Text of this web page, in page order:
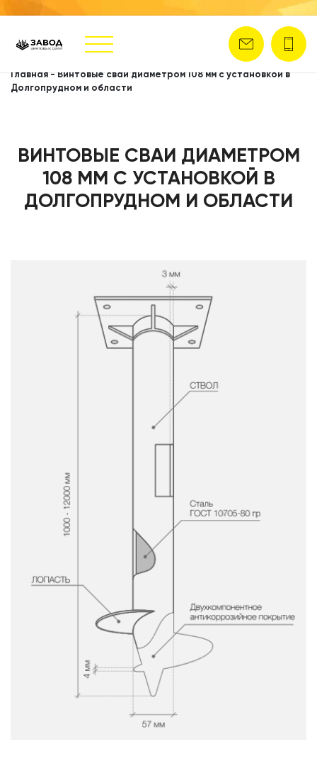
Главная - Винтовые сваи диаметром 108 мм с установкой в
Долгопрудном и области
ВИНТОВЫЕ СВАИ ДИАМЕТРОМ
108 ММ С УСТАНОВКОЙ В
ДОЛГОПРУДНОМ И ОБЛАСТИ